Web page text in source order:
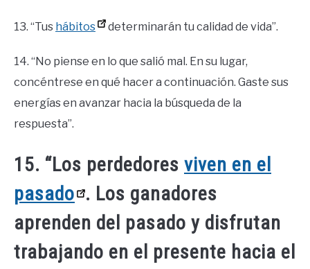
13. “Tus hábitos determinarán tu calidad de vida”.
14. “No piense en lo que salió mal. En su lugar,
concéntrese en qué hacer a continuación. Gaste sus
energías en avanzar hacia la búsqueda de la
respuesta”.
15. “Los perdedores viven en el
pasado . Los ganadores
aprenden del pasado y disfrutan
trabajando en el presente hacia el